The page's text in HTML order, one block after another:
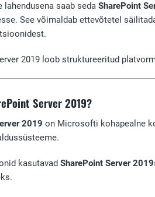
lahendusena saab seda SharePoint
See võimaldab ettevõtetel
2019 loob struktureeritud
Server 2019?
2019 on Microsofti kohapealne
kasutavad SharePoint Server 2019